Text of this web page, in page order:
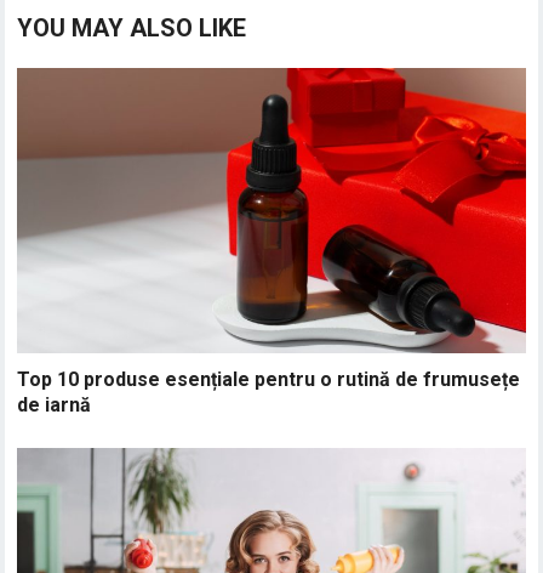
YOU MAY ALSO LIKE
Top 10 produse esențiale pentru o rutină de frumusețe
de iarnă